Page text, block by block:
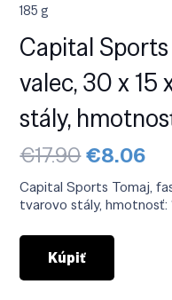
185 g
Capital
valec, 30 x 15
stály,
€17.90Pôvodná
cena
bola:
€17.90.
€8.06
je:
Capital Sports Tomaj,
tvarovo stály, hmotnosť:
Kúpiť